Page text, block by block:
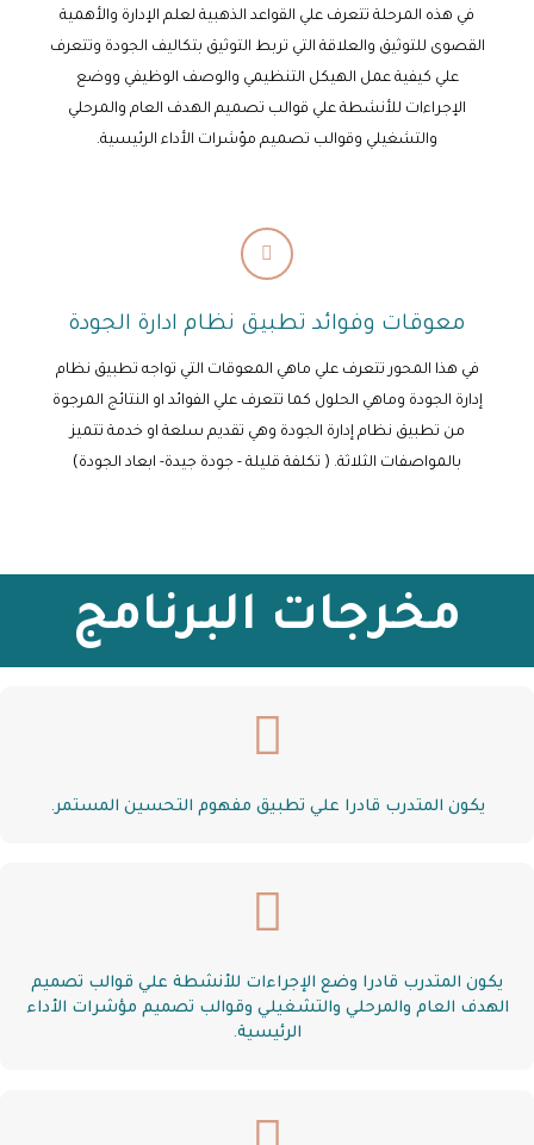
في هذه المرحلة تتعرف علي القواعد الذهبية لعلم الإدارة والأهمية
القصوى للتوثيق والعلاقة التي تربط التوثيق بتكاليف الجودة وتتعرف
علي كيفية عمل الهيكل التنظيمي والوصف الوظيفي ووضع
الإجراءات للأنشطة علي قوالب تصميم الهدف العام والمرحلي
والتشغيلي وقوالب تصميم مؤشرات الأداء الرئيسية.
معوقات وفوائد تطبيق نظام ادارة الجودة
في هذا المحور تتعرف علي ماهي المعوقات التي تواجه تطبيق نظام
إدارة الجودة وماهي الحلول كما تتعرف علي الفوائد او النتائج المرجوة
من تطبيق نظام إدارة الجودة وهي تقديم سلعة او خدمة تتميز
بالمواصفات الثلاثة. ( تكلفة قليلة - جودة جيدة- ابعاد الجودة)
مخرجات البرنامج
يكون المتدرب قادرا علي تطبيق مفهوم التحسين المستمر.
يكون المتدرب قادرا وضع الإجراءات للأنشطة علي قوالب تصميم
الهدف العام والمرحلي والتشغيلي وقوالب تصميم مؤشرات الأداء
الرئيسية.